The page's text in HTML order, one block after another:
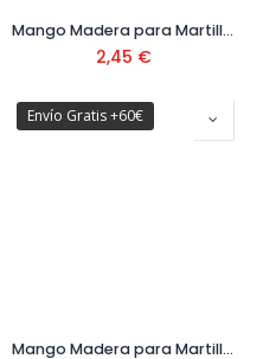
Mango Madera para Martillo Ref. M8005-D
2,45 €
Envío Gratis +60€
Mango Madera para Martillo y Alcotana